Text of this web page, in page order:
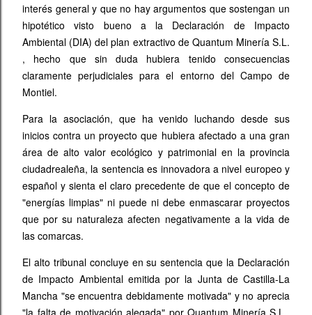
interés general y que no hay argumentos que sostengan un
hipotético visto bueno a la Declaración de Impacto
Ambiental (DIA) del plan extractivo de Quantum Minería S.L.
, hecho que sin duda hubiera tenido consecuencias
claramente perjudiciales para el entorno del Campo de
Montiel.
Para la asociación, que ha venido luchando desde sus
inicios contra un proyecto que hubiera afectado a una gran
área de alto valor ecológico y patrimonial en la provincia
ciudadrealeña, la sentencia es innovadora a nivel europeo y
español y sienta el claro precedente de que el concepto de
"energías limpias" ni puede ni debe enmascarar proyectos
que por su naturaleza afecten negativamente a la vida de
las comarcas.
El alto tribunal concluye en su sentencia que la Declaración
de Impacto Ambiental emitida por la Junta de Castilla-La
Mancha "se encuentra debidamente motivada" y no aprecia